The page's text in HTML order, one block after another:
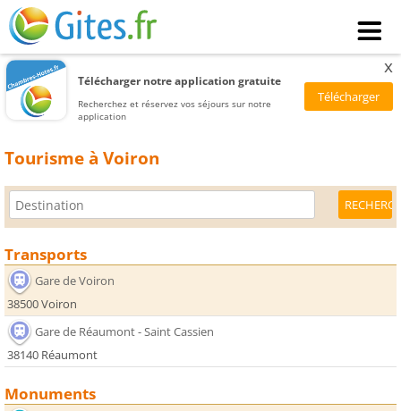
Télécharger notre application gratuite
Recherchez et réservez vos séjours sur notre
application
x
Tourisme à Voiron
Transports
Gare de Voiron
38500 Voiron
Gare de Réaumont - Saint Cassien
38140 Réaumont
Monuments